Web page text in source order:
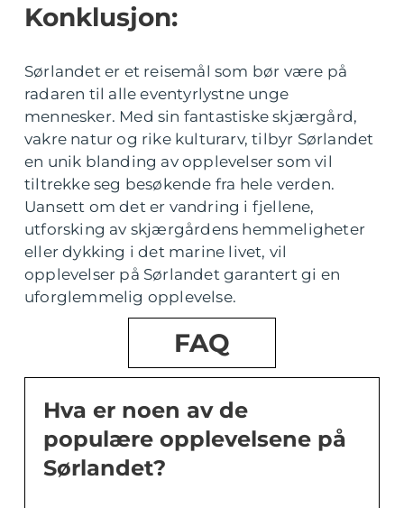
Konklusjon:
Sørlandet er et reisemål som bør være på
radaren til alle eventyrlystne unge
mennesker. Med sin fantastiske skjærgård,
vakre natur og rike kulturarv, tilbyr Sørlandet
en unik blanding av opplevelser som vil
tiltrekke seg besøkende fra hele verden.
Uansett om det er vandring i fjellene,
utforsking av skjærgårdens hemmeligheter
eller dykking i det marine livet, vil
opplevelser på Sørlandet garantert gi en
uforglemmelig opplevelse.
FAQ
Hva er noen av de
populære opplevelsene på
Sørlandet?